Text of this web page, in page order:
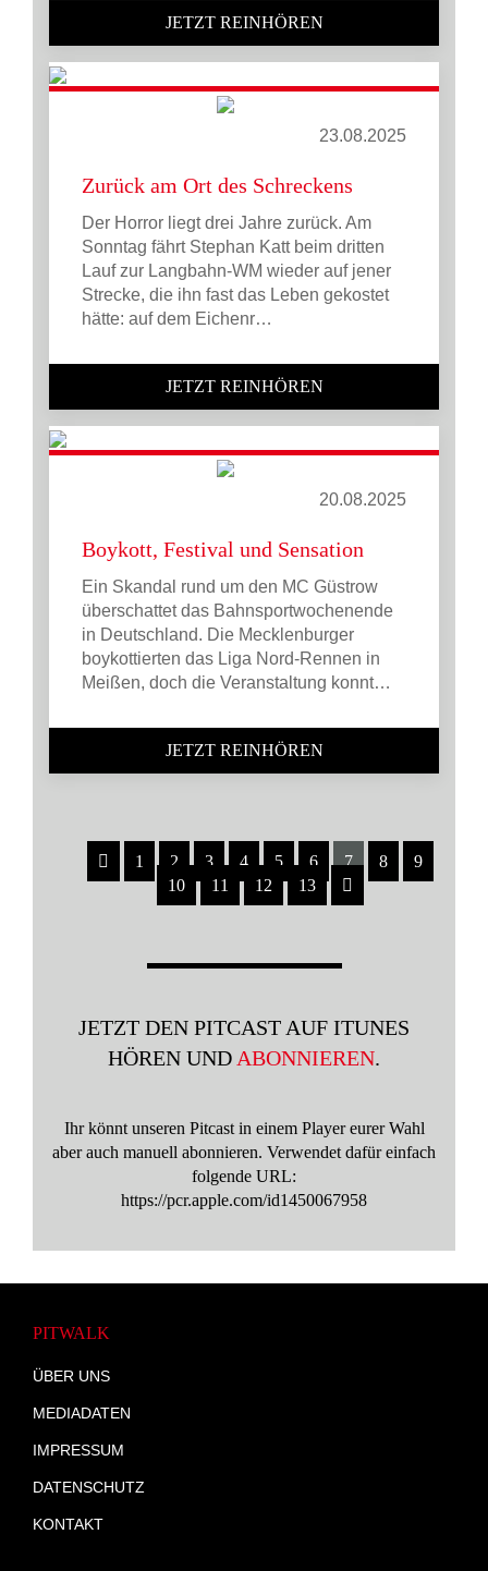
JETZT REINHÖREN
23.08.2025
Zurück am Ort des Schreckens
Der Horror liegt drei Jahre zurück. Am
Sonntag fährt Stephan Katt beim dritten
Lauf zur Langbahn-WM wieder auf jener
Strecke, die ihn fast das Leben gekostet
hätte: auf dem Eichenr…
JETZT REINHÖREN
20.08.2025
Boykott, Festival und Sensation
Ein Skandal rund um den MC Güstrow
überschattet das Bahnsportwochenende
in Deutschland. Die Mecklenburger
boykottierten das Liga Nord-Rennen in
Meißen, doch die Veranstaltung konnt…
JETZT REINHÖREN
1 2 3 4 5 6 7 8
9
10
11 12 13
JETZT DEN PITCAST AUF ITUNES
HÖREN UND ABONNIEREN.
Ihr könnt unseren Pitcast in einem Player eurer Wahl
aber auch manuell abonnieren. Verwendet dafür einfach
folgende URL:
https://pcr.apple.com/id1450067958
PITWALK
ÜBER UNS
MEDIADATEN
IMPRESSUM
DATENSCHUTZ
KONTAKT